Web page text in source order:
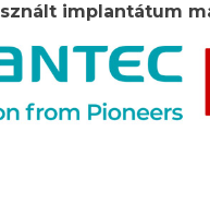
implantátum